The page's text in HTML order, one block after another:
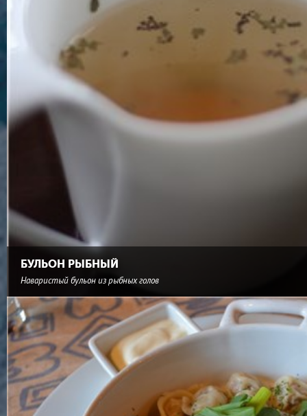
БУЛЬОН РЫБНЫЙ
Наваристый бульон из рыбных голов